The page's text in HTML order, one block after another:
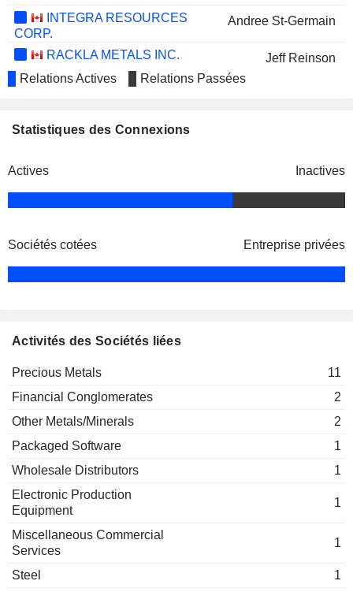
INTEGRA RESOURCES
CORP.
Andree St-Germain
RACKLA METALS INC.
Jeff Reinson
NANO ONE MATERIALS CORP.
NORDX METALS CORP.
YNVISIBLE INTERACTIVE
Alexander Langer
LEOCOR MINING INC.
Heidi Gutte
SILVER LTD.
Alexander Langer
KINGFISHER METALS CORP.
GREEN IMPACT PARTNERS
LITTLE FISH ACQUISITION I
CORP.
INTERTIDAL CAPITAL CORP. Alexander Langer
Relations Actives Relations Passées
Statistiques des Connexions
Actives Inactives
Sociétés cotées Entreprise privées
Activités des Sociétés liées
Precious Metals
11
Financial Conglomerates
2
Other Metals/Minerals
2
Packaged Software
1
Wholesale Distributors
1
Electronic Production
Equipment
1
Miscellaneous Commercial
Services
1
Steel
1